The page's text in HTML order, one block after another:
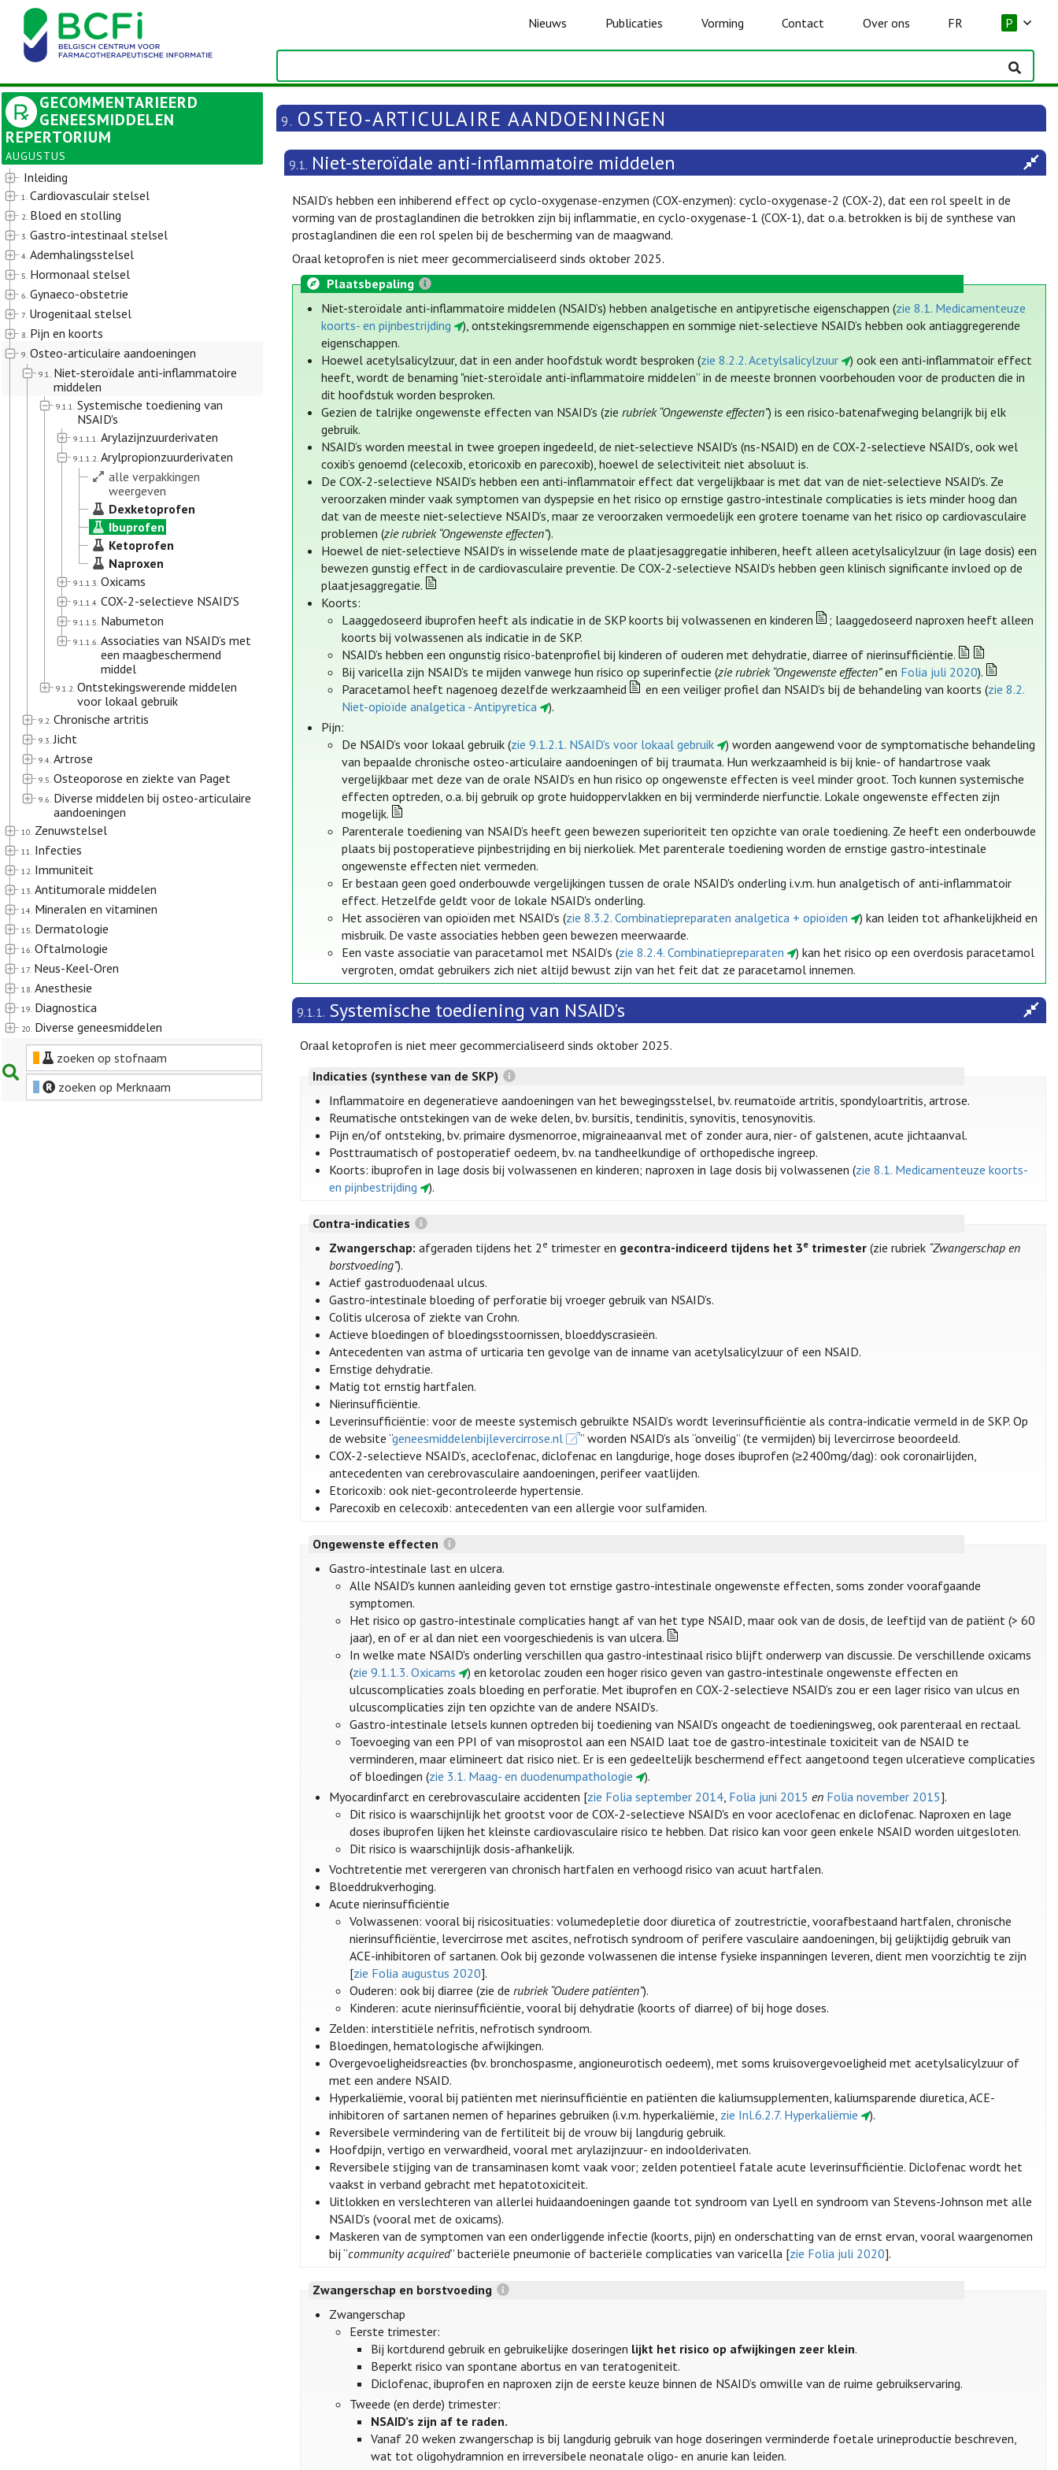
Nieuws Publicaties Vorming Contact Over ons FR P
GECOMMENTARIEERD
GENEESMIDDELEN
REPERTORIUM
AUGUSTUS
Inleiding
1. Cardiovasculair stelsel
2. Bloed en stolling
3. Gastro-intestinaal stelsel
4. Ademhalingsstelsel
5. Hormonaal stelsel
6. Gynaeco-obstetrie
7. Urogenitaal stelsel
8. Pijn en koorts
9. Osteo-articulaire aandoeningen
9.1. Niet-steroïdale anti-inflammatoire
middelen
9.1.1. Systemische toediening van
NSAID's
9.1.1.1. Arylazijnzuurderivaten
9.1.1.2. Arylpropionzuurderivaten
alle verpakkingen
weergeven
Dexketoprofen
Ibuprofen
Ketoprofen
Naproxen
9.1.1.3. Oxicams
9.1.1.4. COX-2-selectieve NSAID'S
9.1.1.5. Nabumeton
9.1.1.6. Associaties van NSAID’s met
een maagbeschermend
middel
9.1.2. Ontstekingswerende middelen
voor lokaal gebruik
9.2. Chronische artritis
9.3. Jicht
9.4. Artrose
9.5. Osteoporose en ziekte van Paget
9.6. Diverse middelen bij osteo-articulaire
aandoeningen
10. Zenuwstelsel
11. Infecties
12. Immuniteit
13. Antitumorale middelen
14. Mineralen en vitaminen
15. Dermatologie
16. Oftalmologie
17. Neus-Keel-Oren
18. Anesthesie
19. Diagnostica
20. Diverse geneesmiddelen
zoeken op stofnaam
zoeken op Merknaam
9. OSTEO-ARTICULAIRE AANDOENINGEN
9.1. Niet-steroïdale anti-inflammatoire middelen
NSAID’s hebben een inhiberend effect op cyclo-oxygenase-enzymen (COX-enzymen): cyclo-oxygenase-2 (COX-2), dat een rol speelt in de
vorming van de prostaglandinen die betrokken zijn bij inflammatie, en cyclo-oxygenase-1 (COX-1), dat o.a. betrokken is bij de synthese van
prostaglandinen die een rol spelen bij de bescherming van de maagwand.
Oraal ketoprofen is niet meer gecommercialiseerd sinds oktober 2025.
Plaatsbepaling
Niet-steroïdale anti-inflammatoire middelen (NSAID’s) hebben analgetische en antipyretische eigenschappen (zie 8.1. Medicamenteuze
koorts- en pijnbestrijding
), ontstekingsremmende eigenschappen en sommige niet-selectieve NSAID’s hebben ook antiaggregerende
eigenschappen.
Hoewel acetylsalicylzuur, dat in een ander hoofdstuk wordt besproken (zie 8.2.2. Acetylsalicylzuur
) ook een anti-inflammatoir effect
heeft, wordt de benaming "niet-steroïdale anti-inflammatoire middelen” in de meeste bronnen voorbehouden voor de producten die in
dit hoofdstuk worden besproken.
Gezien de talrijke ongewenste effecten van NSAID’s (zierubriek “Ongewenste effecten”) is een risico-batenafweging belangrijk bij elk
gebruik.
NSAID’s worden meestal in twee groepen ingedeeld, de niet-selectieve NSAID's (ns-NSAID) en de COX-2-selectieve NSAID’s, ook wel
coxib’s genoemd (celecoxib, etoricoxib en parecoxib), hoewel de selectiviteit niet absoluut is.
De COX-2-selectieve NSAID’s hebben een anti-inflammatoir effect dat vergelijkbaar is met dat van de niet-selectieve NSAID's. Ze
veroorzaken minder vaak symptomen van dyspepsie en het risico op ernstige gastro-intestinale complicaties is iets minder hoog dan
dat van de meeste niet-selectieve NSAID’s, maar ze veroorzaken vermoedelijk een grotere toename van het risico op cardiovasculaire
problemen (zie rubriek “Ongewenste effecten”).
Hoewel de niet-selectieve NSAID’s in wisselende mate de plaatjesaggregatie inhiberen, heeft alleen acetylsalicylzuur (in lage dosis) een
bewezen gunstig effect in de cardiovasculaire preventie. De COX-2-selectieve NSAID’s hebben geen klinisch significante invloed op de
plaatjesaggregatie.
Koorts:
Laaggedoseerd ibuprofen heeft als indicatie in de SKP koorts bij volwassenen en kinderen
; laaggedoseerd naproxen heeft alleen
koorts bij volwassenen als indicatie in de SKP.
NSAID’s hebben een ongunstig risico-batenprofiel bij kinderen of ouderen met dehydratie, diarree of nierinsufficiëntie.
Bij varicella zijn NSAID’s te mijden vanwege hun risico op superinfectie (zie rubriek “Ongewenste effecten”en Folia juli 2020).
Paracetamol heeft nagenoeg dezelfde werkzaamheid
en een veiliger profiel dan NSAID’s bij de behandeling van koorts (zie 8.2.
Niet-opioïde analgetica - Antipyretica
).
Pijn:
De NSAID’s voor lokaal gebruik (zie 9.1.2.1. NSAID's voor lokaal gebruik
) worden aangewend voor de symptomatische behandeling
van bepaalde chronische osteo-articulaire aandoeningen of bij traumata. Hun werkzaamheid is bij knie- of handartrose vaak
vergelijkbaar met deze van de orale NSAID’s en hun risico op ongewenste effecten is veel minder groot. Toch kunnen systemische
effecten optreden, o.a. bij gebruik op grote huidoppervlakken en bij verminderde nierfunctie. Lokale ongewenste effecten zijn
mogelijk.
Parenterale toediening van NSAID’s heeft geen bewezen superioriteit ten opzichte van orale toediening. Ze heeft een onderbouwde
plaats bij postoperatieve pijnbestrijding en bij nierkoliek. Met parenterale toediening worden de ernstige gastro-intestinale
ongewenste effecten niet vermeden.
Er bestaan geen goed onderbouwde vergelijkingen tussen de orale NSAID's onderling i.v.m. hun analgetisch of anti-inflammatoir
effect. Hetzelfde geldt voor de lokale NSAID's onderling.
Het associëren van opioïden met NSAID’s (zie 8.3.2. Combinatiepreparaten analgetica + opioïden
) kan leiden tot afhankelijkheid en
misbruik. De vaste associaties hebben geen bewezen meerwaarde.
Een vaste associatie van paracetamol met NSAID’s (zie 8.2.4. Combinatiepreparaten
) kan het risico op een overdosis paracetamol
vergroten, omdat gebruikers zich niet altijd bewust zijn van het feit dat ze paracetamol innemen.
9.1.1. Systemische toediening van NSAID's
Oraal ketoprofen is niet meer gecommercialiseerd sinds oktober 2025.
Indicaties (synthese van de SKP)
Inflammatoire en degeneratieve aandoeningen van het bewegingsstelsel, bv. reumatoïde artritis, spondyloartritis, artrose.
Reumatische ontstekingen van de weke delen, bv. bursitis, tendinitis, synovitis, tenosynovitis.
Pijn en/of ontsteking, bv. primaire dysmenorroe, migraineaanval met of zonder aura, nier- of galstenen, acute jichtaanval.
Posttraumatisch of postoperatief oedeem, bv. na tandheelkundige of orthopedische ingreep.
Koorts: ibuprofen in lage dosis bij volwassenen en kinderen; naproxen in lage dosis bij volwassenen (zie 8.1. Medicamenteuze koorts-
en pijnbestrijding
).
Contra-indicaties
Zwangerschap: afgeraden tijdens het 2 e trimester en gecontra-indiceerd tijdens het 3e trimester (zie rubriek “Zwangerschap en
borstvoeding”).
Actief gastroduodenaal ulcus.
Gastro-intestinale bloeding of perforatie bij vroeger gebruik van NSAID’s.
Colitis ulcerosa of ziekte van Crohn.
Actieve bloedingen of bloedingsstoornissen, bloeddyscrasieën.
Antecedenten van astma of urticaria ten gevolge van de inname van acetylsalicylzuur of een NSAID.
Ernstige dehydratie.
Matig tot ernstig hartfalen.
Nierinsufficiëntie.
Leverinsufficiëntie: voor de meeste systemisch gebruikte NSAID’s wordt leverinsufficiëntie als contra-indicatie vermeld in de SKP. Op
de website “geneesmiddelenbijlevercirrose.nl
” worden NSAID’s als “onveilig” (te vermijden) bij levercirrose beoordeeld.
COX-2-selectieve NSAID’s, aceclofenac, diclofenac en langdurige, hoge doses ibuprofen (≥2400mg/dag): ook coronairlijden,
antecedenten van cerebrovasculaire aandoeningen, perifeer vaatlijden.
Etoricoxib: ook niet-gecontroleerde hypertensie.
Parecoxib en celecoxib: antecedenten van een allergie voor sulfamiden.
Ongewenste effecten
Gastro-intestinale last en ulcera.
Alle NSAID's kunnen aanleiding geven tot ernstige gastro-intestinale ongewenste effecten, soms zonder voorafgaande
symptomen.
Het risico op gastro-intestinale complicaties hangt af van het type NSAID, maar ook van de dosis, de leeftijd van de patiënt (> 60
jaar), en of er al dan niet een voorgeschiedenis is van ulcera.
In welke mate NSAID's onderling verschillen qua gastro-intestinaal risico blijft onderwerp van discussie. De verschillende oxicams
(zie 9.1.1.3. Oxicams
) en ketorolac zouden een hoger risico geven van gastro-intestinale ongewenste effecten en
ulcuscomplicaties zoals bloeding en perforatie. Met ibuprofen en COX-2-selectieve NSAID’s zou er een lager risico van ulcus en
ulcuscomplicaties zijn ten opzichte van de andere NSAID’s.
Gastro-intestinale letsels kunnen optreden bij toediening van NSAID’s ongeacht de toedieningsweg, ook parenteraal en rectaal.
Toevoeging van een PPI of van misoprostol aan een NSAID laat toe de gastro-intestinale toxiciteit van de NSAID te
verminderen, maar elimineert dat risico niet. Er is een gedeeltelijk beschermend effect aangetoond tegen ulceratieve complicaties
of bloedingen (zie 3.1. Maag- en duodenumpathologie
).
Myocardinfarct en cerebrovasculaire accidenten [zie Folia september 2014, Folia juni 2015 en Folia november 2015].
Dit risico is waarschijnlijk het grootst voor de COX-2-selectieve NSAID's en voor aceclofenac en diclofenac. Naproxen en lage
doses ibuprofen lijken het kleinste cardiovasculaire risico te hebben. Dat risico kan voor geen enkele NSAID worden uitgesloten.
Dit risico is waarschijnlijk dosis-afhankelijk.
Vochtretentie met verergeren van chronisch hartfalen en verhoogd risico van acuut hartfalen.
Bloeddrukverhoging.
Acute nierinsufficiëntie
Volwassenen: vooral bij risicosituaties: volumedepletie door diuretica of zoutrestrictie, voorafbestaand hartfalen, chronische
nierinsufficiëntie, levercirrose met ascites, nefrotisch syndroom of perifere vasculaire aandoeningen, bij gelijktijdig gebruik van
ACE-inhibitoren of sartanen. Ook bij gezonde volwassenen die intense fysieke inspanningen leveren, dient men voorzichtig te zijn
[zie Folia augustus 2020].
Ouderen: ook bij diarree (zie derubriek “Oudere patiënten”).
Kinderen: acute nierinsufficiëntie, vooral bij dehydratie (koorts of diarree) of bij hoge doses.
Zelden: interstitiële nefritis, nefrotisch syndroom.
Bloedingen, hematologische afwijkingen.
Overgevoeligheidsreacties (bv. bronchospasme, angioneurotisch oedeem), met soms kruisovergevoeligheid met acetylsalicylzuur of
met een andere NSAID.
Hyperkaliëmie, vooral bij patiënten met nierinsufficiëntie en patiënten die kaliumsupplementen, kaliumsparende diuretica, ACE-
inhibitoren of sartanen nemen of heparines gebruiken (i.v.m. hyperkaliëmie, zie Inl.6.2.7. Hyperkaliëmie
).
Reversibele vermindering van de fertiliteit bij de vrouw bij langdurig gebruik.
Hoofdpijn, vertigo en verwardheid, vooral met arylazijnzuur- en indoolderivaten.
Reversibele stijging van de transaminasen komt vaak voor; zelden potentieel fatale acute leverinsufficiëntie. Diclofenac wordt het
vaakst in verband gebracht met hepatotoxiciteit.
Uitlokken en verslechteren van allerlei huidaandoeningen gaande tot syndroom van Lyell en syndroom van Stevens-Johnson met alle
NSAID’s (vooral met de oxicams).
Maskeren van de symptomen van een onderliggende infectie (koorts, pijn) en onderschatting van de ernst ervan, vooral waargenomen
bij “community acquired” bacteriële pneumonie of bacteriële complicaties van varicella [zie Folia juli 2020].
Zwangerschap en borstvoeding
Zwangerschap
Eerste trimester:
Bij kortdurend gebruik en gebruikelijke doseringen lijkt het risico op afwijkingen zeer klein.
Beperkt risico van spontane abortus en van teratogeniteit.
Diclofenac, ibuprofen en naproxen zijn de eerste keuze binnen de NSAID’s omwille van de ruime gebruikservaring.
Tweede (en derde) trimester:
NSAID’s zijn af te raden.
Vanaf 20 weken zwangerschap is bij langdurig gebruik van hoge doseringen verminderde foetale urineproductie beschreven,
wat tot oligohydramnion en irreversibele neonatale oligo- en anurie kan leiden.